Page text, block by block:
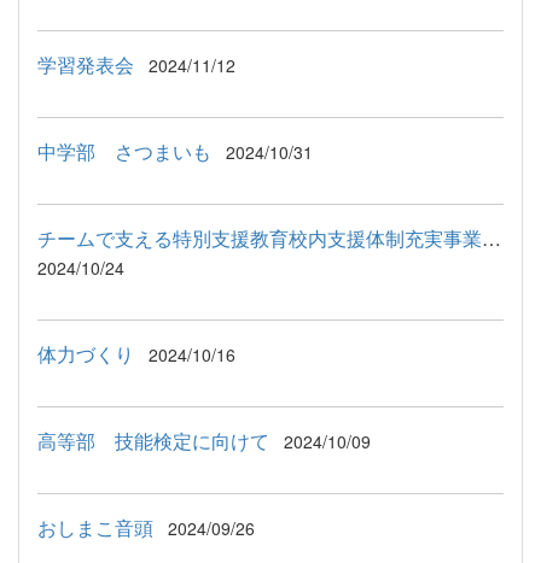
学習発表会 2024/11/12
中学部 さつまいも 2024/10/31
チームで支える特別支援教育校内支援体制充実事業「こどもの行動...
2024/10/24
体力づくり 2024/10/16
高等部 技能検定に向けて 2024/10/09
おしまこ音頭 2024/09/26